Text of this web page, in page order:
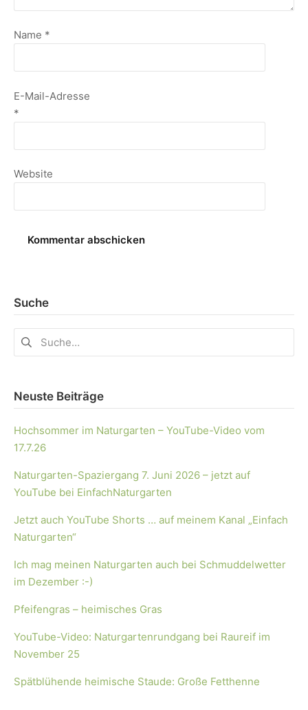
Name *
E-Mail-Adresse
*
Website
Suche
Neuste Beiträge
Hochsommer im Naturgarten – YouTube-Video vom
17.7.26
Naturgarten-Spaziergang 7. Juni 2026 – jetzt auf
YouTube bei EinfachNaturgarten
Jetzt auch YouTube Shorts … auf meinem Kanal „Einfach
Naturgarten“
Ich mag meinen Naturgarten auch bei Schmuddelwetter
im Dezember :-)
Pfeifengras – heimisches Gras
YouTube-Video: Naturgartenrundgang bei Raureif im
November 25
Spätblühende heimische Staude: Große Fetthenne